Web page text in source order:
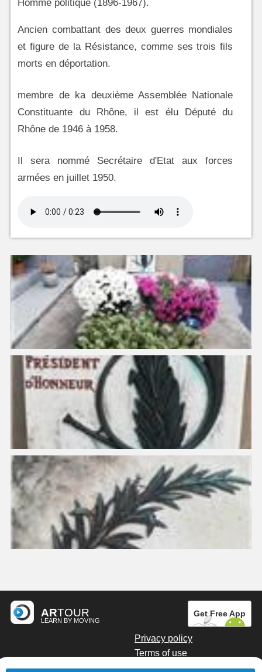
Homme politique (1896-1967).
Ancien combattant des deux guerres mondiales
et figure de la Résistance, comme ses trois fils
morts en déportation.
membre de ka deuxième Assemblée Nationale
Constituante du Rhône, il est élu Député du
Rhône de 1946 à 1958.
Il sera nommé Secrétaire d'Etat aux forces
armées en juillet 1950.
ARTOUR
LEARN BY MOVING
Get Free App
Privacy policy
Terms of use
Digital marketing by Kainoto